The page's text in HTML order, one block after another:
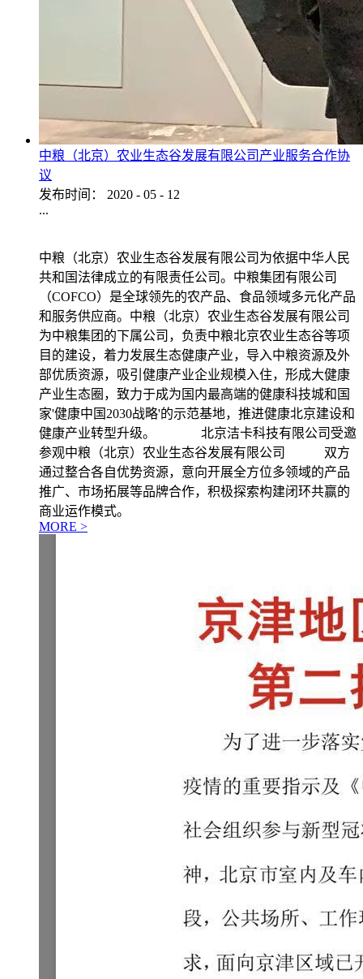
中粮（北京）农业生态谷发展有限公司产业服务合作协
议
发布时间：
2020 - 05 - 12
...
中粮（北京）农业生态谷发展有限公司为依据中华人民
共和国法律成立的有限责任公司。中粮集团有限公司
（COFCO）是全球领先的农产品、食品领域多元化产品
和服务供应商。中粮（北京）农业生态谷发展有限公司
为中粮集团的下属公司，负责中粮北京农业生态谷等项
目的建设，着力发展生态健康产业，导入中粮资源及外
部优质资源，吸引健康产业企业规模入住，形成大健康
产业生态圈，致力于成为国内最高端的健康科技城和国
家'健康中国2030战略'的示范基地，推进健康北京建设和
健康产业转型升级。 北京洁卡科技有限公司受邀
参观中粮（北京）农业生态谷发展有限公司 双方
通过整合各自优势资源，意向开展全方位多领域的产品
推广、市场拓展等品牌合作，积极探索构建闭环共赢的
商业运作模式。
MORE >